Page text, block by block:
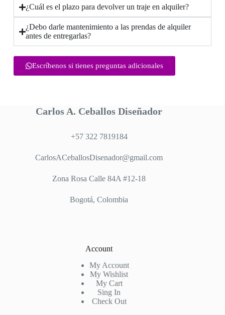
¿Cuál es el plazo para devolver un traje en alquiler?
¿Debo darle mantenimiento a las prendas de alquiler
antes de entregarlas?
Escríbenos si tienes preguntas adicionales
Carlos A. Ceballos Diseñador
+57 322 7819184
CarlosACeballosDisenador@gmail.com
Zona Rosa Calle 84A #12-18
Bogotá, Colombia
Account
My Account
My Wishlist
My Cart
Sing In
Check Out